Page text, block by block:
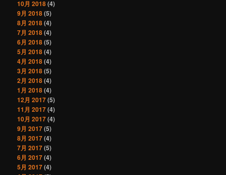
10月 2018(4)
9月 2018(5)
8月 2018(4)
7月 2018(4)
6月 2018(5)
5月 2018(4)
4月 2018(4)
3月 2018(5)
2月 2018(4)
1月 2018(4)
12月 2017(5)
11月 2017(4)
10月 2017(4)
9月 2017(5)
8月 2017(4)
7月 2017(5)
6月 2017(4)
5月 2017(4)